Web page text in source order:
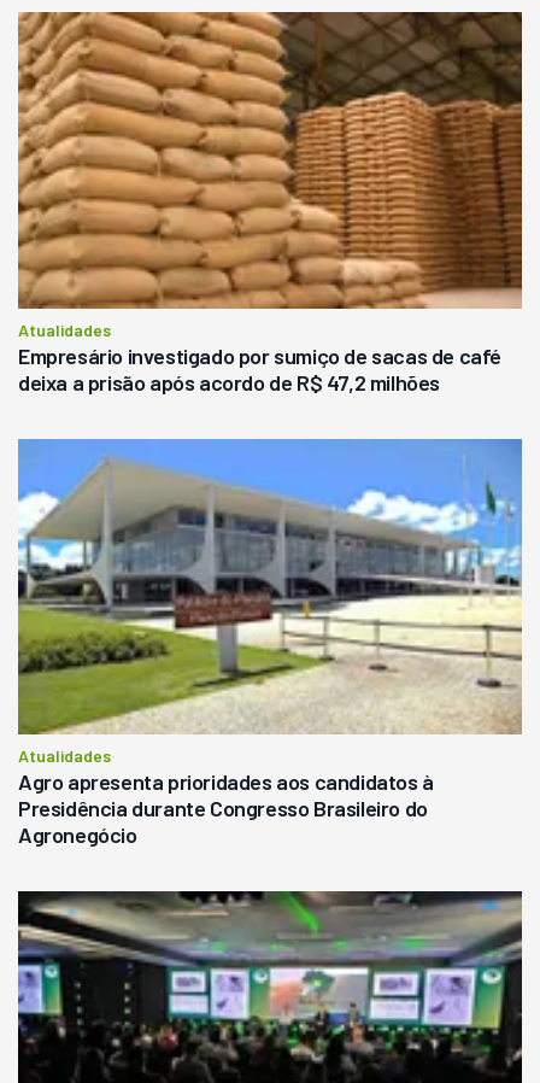
Atualidades
Empresário investigado por sumiço de sacas de café
deixa a prisão após acordo de R$ 47,2 milhões
Atualidades
Agro apresenta prioridades aos candidatos à
Presidência durante Congresso Brasileiro do
Agronegócio